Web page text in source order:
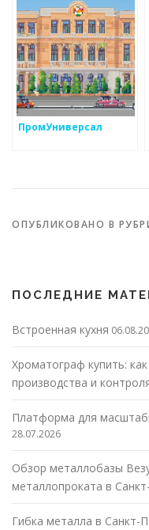
ПромУниверсал
ОПУБЛИКОВАНО В
ПОСЛЕДНИЕ
Встроенная кухня
Хроматограф купить:
производства и
Платформа для
28.07.2026
Обзор металлобазы
металлопроката в
Гибка металла в Санкт-